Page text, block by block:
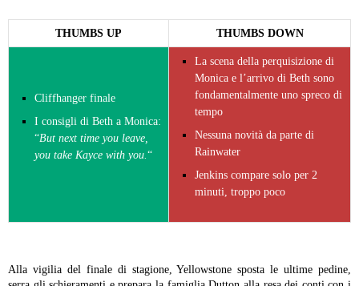
THUMBS UP THUMBS DOWN
Cliffhanger finale
I consigli di Beth a Monica:
“But next time you leave,
you take Kayce with you. “
La scena della perquisizione di
Monica e l’arrivo di Beth sono
fondamentalmente uno spreco di
tempo
Nessuna novità da parte di
Rainwater
Jenkins compare solo per 2
minuti, troppo poco
Alla vigilia del finale di stagione, Yellowstone sposta le ultime pedine,